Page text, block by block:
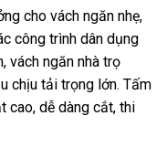
cho vách ngăn nhẹ,
công trình dân dụng
vách ngăn nhà trọ
chịu tải trọng lớn. Tấm
cao, dễ dàng cắt, thi